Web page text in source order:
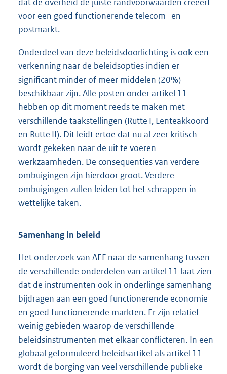
voor een goed functionerende telecom- en
postmarkt.
Onderdeel van deze beleidsdoorlichting is ook een
verkenning naar de beleidsopties indien er
significant minder of meer middelen (20%)
beschikbaar zijn. Alle posten onder artikel 11
hebben op dit moment reeds te maken met
verschillende taakstellingen (Rutte I, Lenteakkoord
en Rutte II). Dit leidt ertoe dat nu al zeer kritisch
wordt gekeken naar de uit te voeren
werkzaamheden. De consequenties van verdere
ombuigingen zijn hierdoor groot. Verdere
ombuigingen zullen leiden tot het schrappen in
wettelijke taken.
Samenhang in beleid
Het onderzoek van AEF naar de samenhang tussen
de verschillende onderdelen van artikel 11 laat zien
dat de instrumenten ook in onderlinge samenhang
bijdragen aan een goed functionerende economie
en goed functionerende markten. Er zijn relatief
weinig gebieden waarop de verschillende
beleidsinstrumenten met elkaar conflicteren. In een
globaal geformuleerd beleidsartikel als artikel 11
wordt de borging van veel verschillende publieke